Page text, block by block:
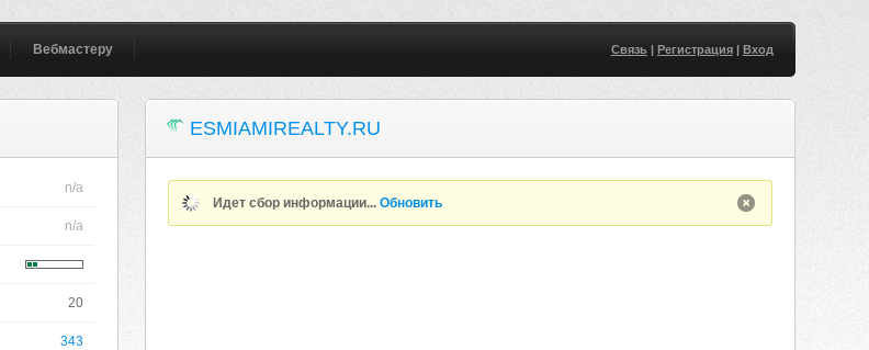
Вебмастеру Связь| Регистрация| Вход
n/a
n/a
20
343
ESMIAMIREALTY.RU
Идет сбор информации...Обновить